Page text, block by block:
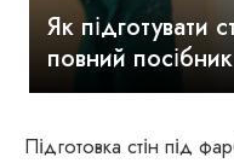
Як підготувати
повний посібник
Підготовка стін під